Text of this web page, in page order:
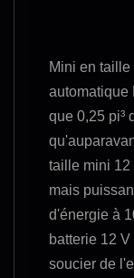
Mini en
automatique
que 0,25 pi³
taille mini 12
mais
d'énergie à
batterie 12
soucier de